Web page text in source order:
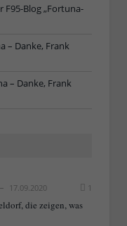
F95-Blog „Fortuna-
– Danke, Frank
– Danke, Frank
17.09.2020 1
die zeigen, was